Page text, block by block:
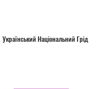
Український Національний Грід